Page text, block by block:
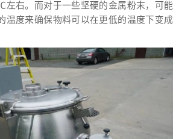
左右。而对于一些坚硬的金属粉末，可能
温度来确保物料可以在更低的温度下变成